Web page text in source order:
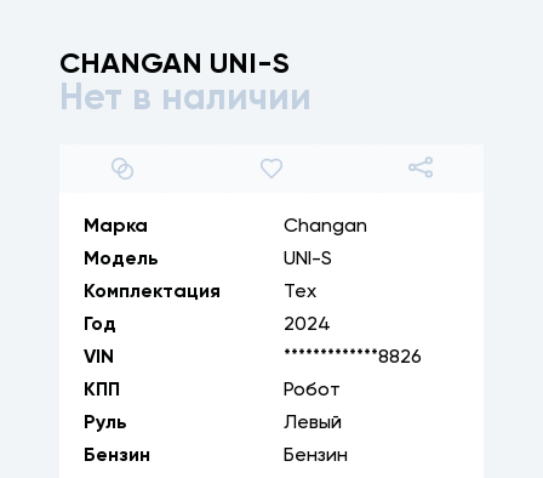
CHANGAN UNI-S
Нет в наличии
1/ 29
Марка
Changan
Модель
UNI-S
Комплектация
Тех
Год
2024
VIN
*************8826
КПП
Робот
Руль
Левый
Бензин
Бензин